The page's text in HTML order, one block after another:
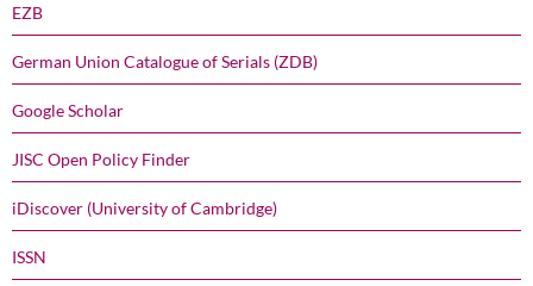
EZB
German Union Catalogue of Serials (ZDB)
Google Scholar
JISC Open Policy Finder
iDiscover (University of Cambridge)
ISSN